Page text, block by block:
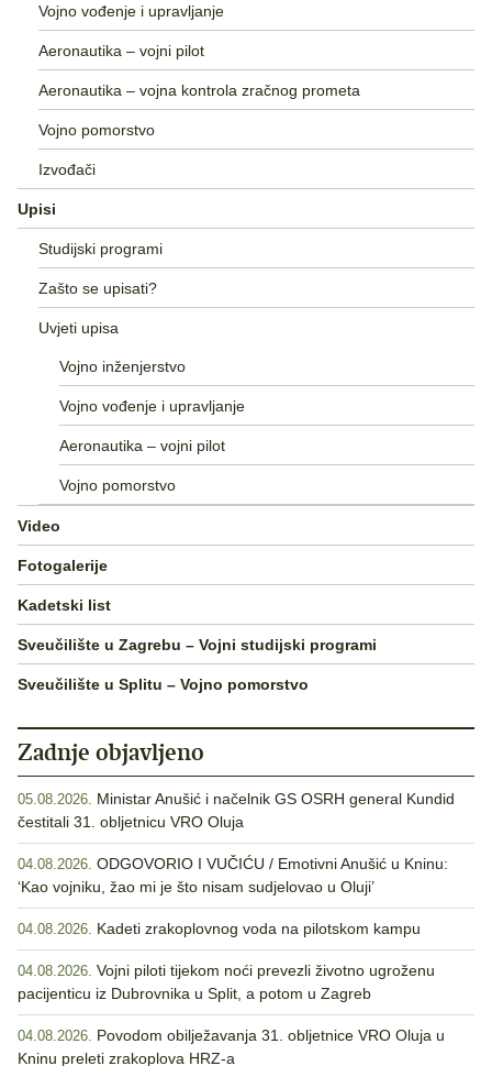
Vojno vođenje i upravljanje
Aeronautika – vojni pilot
Aeronautika – vojna kontrola zračnog prometa
Vojno pomorstvo
Izvođači
Upisi
Studijski programi
Zašto se upisati?
Uvjeti upisa
Vojno inženjerstvo
Vojno vođenje i upravljanje
Aeronautika – vojni pilot
Vojno pomorstvo
Video
Fotogalerije
Kadetski list
Sveučilište u Zagrebu – Vojni studijski programi
Sveučilište u Splitu – Vojno pomorstvo
Zadnje objavljeno
05.08.2026. Ministar Anušić i načelnik GS OSRH general Kundid
čestitali 31. obljetnicu VRO Oluja
04.08.2026. ODGOVORIO I VUČIĆU / Emotivni Anušić u Kninu:
‘Kao vojniku, žao mi je što nisam sudjelovao u Oluji’
04.08.2026. Kadeti zrakoplovnog voda na pilotskom kampu
04.08.2026. Vojni piloti tijekom noći prevezli životno ugroženu
pacijenticu iz Dubrovnika u Split, a potom u Zagreb
04.08.2026. Povodom obilježavanja 31. obljetnice VRO Oluja u
Kninu preleti zrakoplova HRZ-a